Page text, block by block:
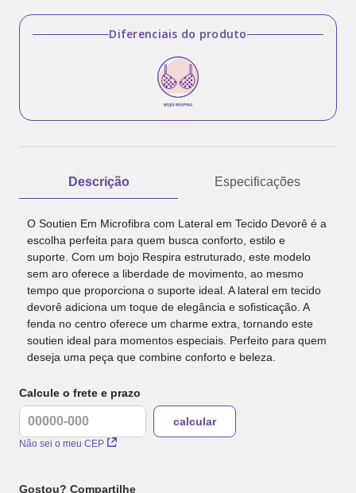
Diferenciais do produto
Descrição Especificações
O Soutien Em Microfibra com Lateral em Tecido Devorê é a
escolha perfeita para quem busca conforto, estilo e
suporte. Com um bojo Respira estruturado, este modelo
sem aro oferece a liberdade de movimento, ao mesmo
tempo que proporciona o suporte ideal. A lateral em tecido
devorê adiciona um toque de elegância e sofisticação. A
fenda no centro oferece um charme extra, tornando este
soutien ideal para momentos especiais. Perfeito para quem
deseja uma peça que combine conforto e beleza.
Calcule o frete e prazo
Não sei o meu CEP
Gostou? Compartilhe